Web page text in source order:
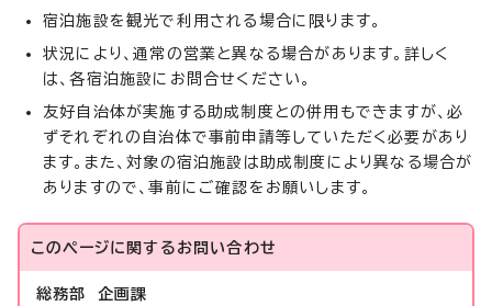
宿泊施設を観光で利用される場合に限ります。
状況により、通常の営業と異なる場合があります。詳しく
は、各宿泊施設にお問合せください。
友好自治体が実施する助成制度との併用もできますが、必
ずそれぞれの自治体で事前申請等していただく必要があり
ます。また、対象の宿泊施設は助成制度により異なる場合が
ありますので、事前にご確認をお願いします。
このページに関する お問い合わせ
総務部 企画課